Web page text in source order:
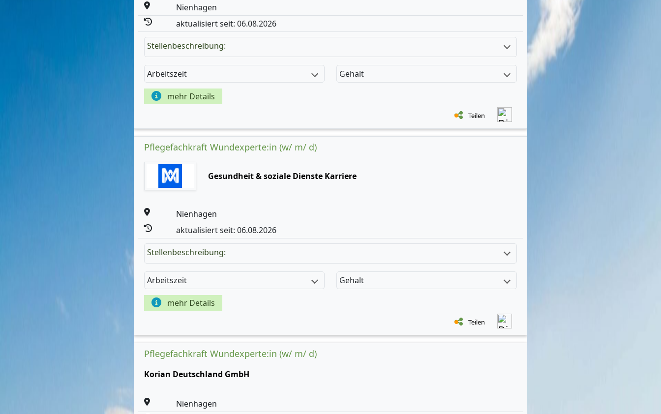
Nienhagen
aktualisiert seit: 06.08.2026
Stellenbeschreibung:
Arbeitszeit Gehalt
mehr Details
Teilen
Pflegefachkraft Wundexperte:in (w/ m/ d)
Gesundheit & soziale Dienste Karriere
Nienhagen
aktualisiert seit: 06.08.2026
Stellenbeschreibung:
Arbeitszeit Gehalt
mehr Details
Teilen
Pflegefachkraft Wundexperte:in (w/ m/ d)
Korian Deutschland GmbH
Nienhagen